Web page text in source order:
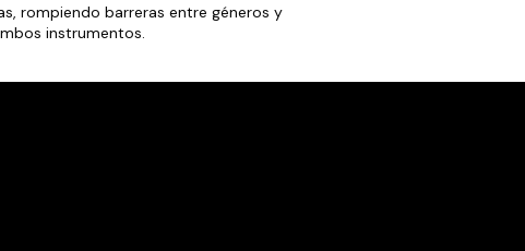
rompiendo barreras entre géneros y
instrumentos.